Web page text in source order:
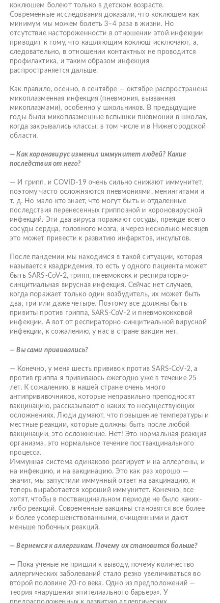
коклюшем болеют только в детском возрасте.
Современные исследования доказали, что коклюшем как
минимум мы можем болеть 3–4 раза в жизни. Но
отсутствие настороженности в отношении этой инфекции
приводит к тому, что кашляющим коклюш исключают, а,
следовательно, в отношении контактных не проводится
профилактика, и таким образом инфекция
распространяется дальше.
Как правило, осенью, в сентябре — октябре распространена
микоплазменная инфекция (пневмония, вызванная
микоплазмами), особенно у школьников. В предыдущие
годы были микоплазменные вспышки пневмонии в школах,
когда закрывались классы, в том числе и в Нижегородской
области.
— Как коронавирус изменил иммунитет людей? Какие
последствия от него?
— И грипп, и COVID-19 очень сильно снижают иммунитет,
поэтому часто осложняются пневмониями, менингитами и
т. д. Но мало кто знает, что могут быть и отдаленные
последствия перенесенных гриппозной и короновирусной
инфекций. Эти два вируса поражают сосуды, прежде всего
сосуды сердца, головного мозга, и через несколько месяцев
это может привести к развитию инфарктов, инсультов.
После пандемии мы находимся в такой ситуации, которая
называется квадридемия, то есть у одного пациента может
быть SARS-CoV-2, грипп, пневмококк и респираторно-
синцитиальная вирусная инфекция. Сейчас нет случаев,
когда поражает только один возбудитель, их может быть
два, три или даже четыре. Поэтому все должны быть
привиты против гриппа, SARS-CoV-2 и пневмококковой
инфекции. А вот от респираторно-синцитиальной вирусной
инфекции, к сожалению, у нас в стране вакцин нет.
— Вы сами прививались?
— Конечно, у меня шесть прививок против SARS-CoV-2, а
против гриппа я прививаюсь ежегодно уже в течение 25
лет. К сожалению, в нашей стране очень много
антипрививочников, которые неправильно преподносят
вакцинацию, рассказывают о каких-то несуществующих
осложнениях. Люди думают, что повышение температуры и
местные реакции, которые должны быть после любой
вакцинации, это осложнение. Нет! Это нормальная реакция
организма, это нормальное течение поствакцинального
процесса.
Иммунная система одинаково реагирует и на аллергены, и
на инфекцию, и на вакцинацию. Это как раз хорошо —
значит, мы запустили иммунный ответ на вакцинацию, и
теперь выработается хороший иммунитет. Конечно, все
хотят, чтобы в поствакцинальном периоде не было каких-
либо реакций. Современные вакцины становятся все более
и более усовершенствованными, очищенными и дают
меньше побочных реакций.
— Вернемся к аллергикам. Почему их становится больше?
— Пока ученые не пришли к выводу, почему количество
аллергических заболеваний стало резко увеличиваться во
второй половине 20-го века. Одно из предположений —
теория «нарушения эпителиального барьера». У